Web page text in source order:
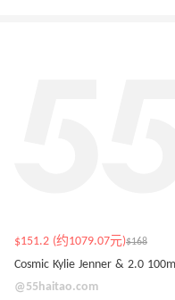
$151.2 (约1079.07元)$168
@55haitao.com